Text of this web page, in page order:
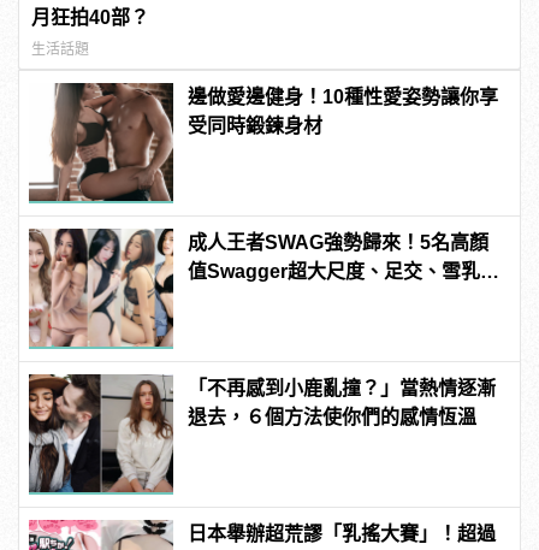
月狂拍40部？
生活話題
邊做愛邊健身！10種性愛姿勢讓你享
受同時鍛鍊身材
成人王者SWAG強勢歸來！5名高顏
值Swagger超大尺度、足交、雪乳、
「不再感到小鹿亂撞？」當熱情逐漸
退去，６個方法使你們的感情恆溫
日本舉辦超荒謬「乳搖大賽」！超過